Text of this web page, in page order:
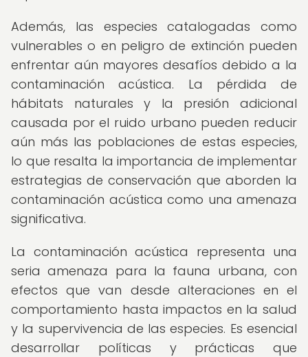
Además, las especies catalogadas como
vulnerables o en peligro de extinción pueden
enfrentar aún mayores desafíos debido a la
contaminación acústica. La pérdida de
hábitats naturales y la presión adicional
causada por el ruido urbano pueden reducir
aún más las poblaciones de estas especies,
lo que resalta la importancia de implementar
estrategias de conservación que aborden la
contaminación acústica como una amenaza
significativa.
La contaminación acústica representa una
seria amenaza para la fauna urbana, con
efectos que van desde alteraciones en el
comportamiento hasta impactos en la salud
y la supervivencia de las especies. Es esencial
desarrollar políticas y prácticas que